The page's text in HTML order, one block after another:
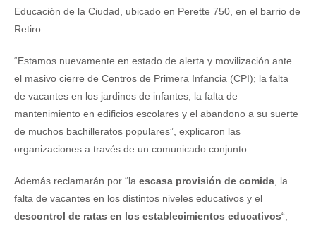
Educación de la Ciudad, ubicado en Perette 750, en el barrio de
Retiro.
“Estamos nuevamente en estado de alerta y movilización ante
el masivo cierre de Centros de Primera Infancia (CPI); la falta
de vacantes en los jardines de infantes; la falta de
mantenimiento en edificios escolares y el abandono a su suerte
de muchos bachilleratos populares”, explicaron las
organizaciones a través de un comunicado conjunto.
Además reclamarán por “la escasa provisión de comida , la
falta de vacantes en los distintos niveles educativos y el
descontrol de ratas en los establecimientos educativos“,